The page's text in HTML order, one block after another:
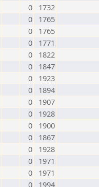
0
1732
0
1765
0
1765
0
1771
0
1822
0
1847
0
1923
0
1894
0
1907
0
1928
0
1900
0
1867
0
1928
0
1971
0
1971
0
1994